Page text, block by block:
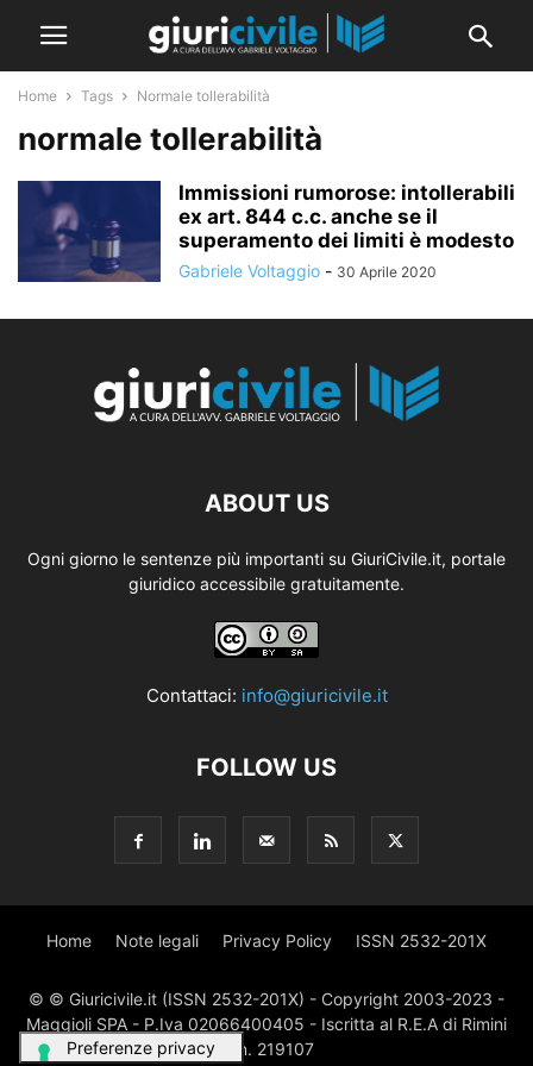
Home Tags Normale tollerabilità
normale tollerabilità
Immissioni rumorose: intollerabili
ex art. 844 c.c. anche se il
superamento dei limiti è modesto
Gabriele Voltaggio - 30 Aprile 2020
ABOUT US
Ogni giorno le sentenze più importanti su GiuriCivile.it, portale
giuridico accessibile gratuitamente.
Contattaci: info@giuricivile.it
FOLLOW US
Home Note legali Privacy Policy ISSN 2532-201X
© © Giuricivile.it (ISSN 2532-201X) - Copyright 2003-2023 -
Maggioli SPA - P.Iva 02066400405 - Iscritta al R.E.A di Rimini
al n. 219107